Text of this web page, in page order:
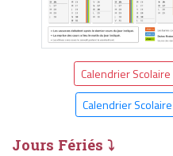
Calendrier Scolaire
Calendrier Scolaire
Jours Fériés ⤵